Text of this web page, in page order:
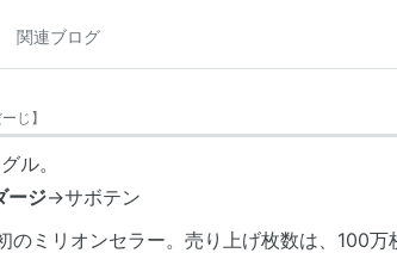
関連ブログ
じ】
ル。
ージ→サボテン
ミリオンセラー。売り上げ枚数は、100万